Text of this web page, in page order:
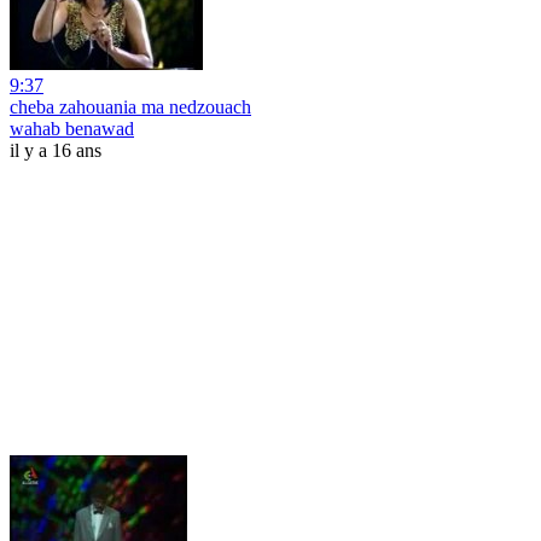
9:37
cheba zahouania ma nedzouach
wahab benawad
il y a 16 ans